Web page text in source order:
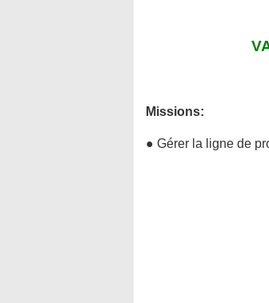
Missions:
● Gérer la ligne de